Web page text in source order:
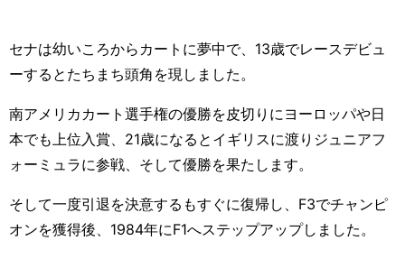
セナは幼いころからカートに夢中で、 13歳でレースデビュ
ーするとたちまち頭角を現しました。
南アメリカカート選手権の優勝を皮切りにヨーロッパや日
本でも上位入賞、 21歳になるとイギリスに渡りジュニアフ
ォーミュラに参戦、そして優勝を果たします。
そして一度引退を決意するもすぐに復帰し、 F3でチャンピ
オンを獲得後、 1984年にF1へステップアップしました。